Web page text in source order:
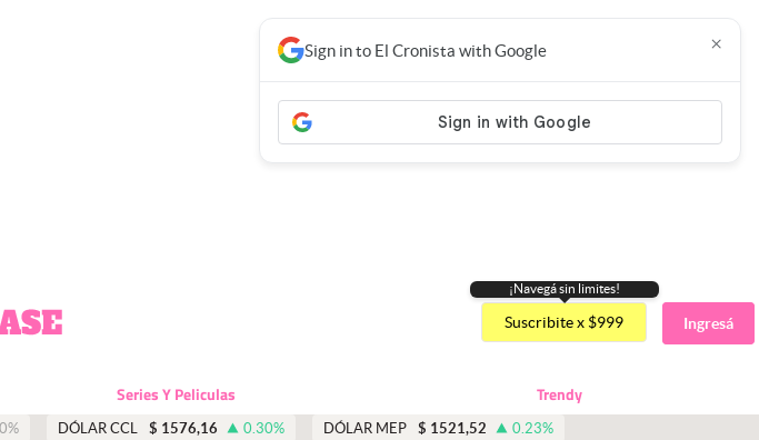
¡Navegá sin limites!
Suscribite x $999 Ingresá
Series Y Peliculas Trendy
% DÓLAR CCL $ 1576,16 0.30% DÓLAR MEP $ 1521,52 0.23%
Sign in to El Cronista with Google ×